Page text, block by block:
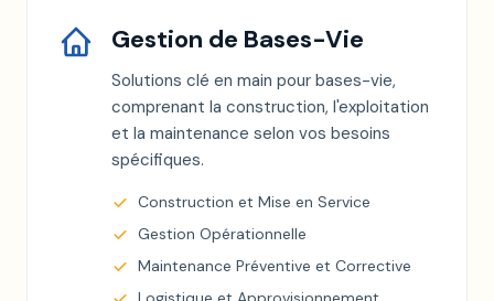
Gestion de Bases-Vie
Solutions clé en main pour bases-vie,
comprenant la construction, l'exploitation
et la maintenance selon vos besoins
spécifiques.
Construction et Mise en Service
Gestion Opérationnelle
Maintenance Préventive et Corrective